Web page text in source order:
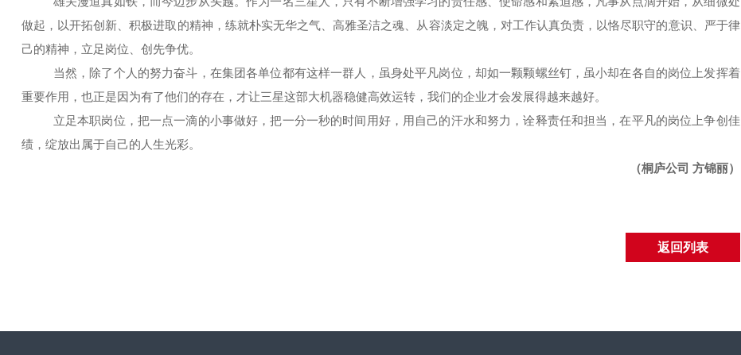
做起，以开拓创新、积极进取的精神，练就朴实无华之气、高雅圣洁之魂、从容淡定之魄，对工作认真负责，以恪尽职守的意识、严于律
己的精神，立足岗位、创先争优。
当然，除了个人的努力奋斗，在集团各单位都有这样一群人，虽身处平凡岗位，却如一颗颗螺丝钉，虽小却在各自的岗位上发挥着
重要作用，也正是因为有了他们的存在，才让三星这部大机器稳健高效运转，我们的企业才会发展得越来越好。
立足本职岗位，把一点一滴的小事做好，把一分一秒的时间用好，用自己的汗水和努力，诠释责任和担当，在平凡的岗位上争创佳
绩，绽放出属于自己的人生光彩。
（桐庐公司 方锦丽）
返回列表